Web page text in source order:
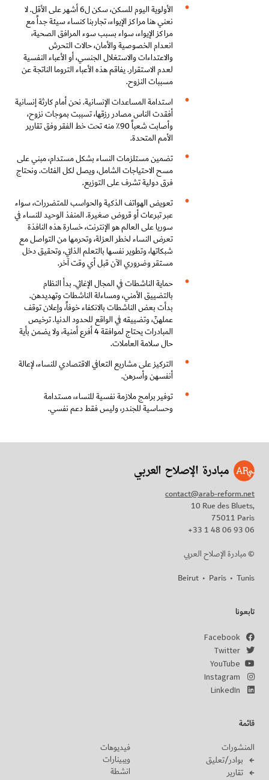
الأولوية اليوم للسكن، سكن ل6أشهر على الأقل. لا
نعني هنا مراكز الإيواء، تجاربنا كنساء سيئة جداً مع
مراكز الإيواء، سواء بسبب سوء المرافق الصحية،
انعدام الخصوصية والأمان، حالات التحرش
والاعتداءات والاستغلال الجنسي، أو الأعباء النفسية
لعدم الاستقرار. يفاقم هذه الأعباء التروما الناتجة عن
مسببات النزوح.
استدامة المساعدات الإنسانية. نحن أمام كارثة إنسانية
أفقدت الناس مصادر رزقها، تسببت بموجات نزوح،
وأصابت شعباً90٪ منه تحت خط الفقر وفق تقارير
الأمم المتحدة.
تضمين مستلزمات النساء بشكل مستدام، مبني على
مسح الاحتياجات الشامل، ويصل لكل الفئات. ونحتاج
فرق دولية تشرف على التوزيع.
تعويض الهواتف الذكية والحواسب للمتضررات، سواء
عبر تبرعات أو قروض صغيرة. المنفذ الوحيد للنساء في
سوريا على العالم هو الإنترنت، خسارة هذه النافذة
تعرض النساء لخطر العزلة، وتحرمها من التواصل مع
شبكاتها، وتطوير نفسها بالتعلم الذاتي، وتحقيق دخل
مستقر وضروري الآن قبل أي وقت آخر.
حماية الناشطات في المجال الإغاثي. بدأ النظام
بالتضييق الأمني، ومساءلة الناشطات وتهديدهن.
بدأت بعض الناشطات بالانكفاء خوفاً، وإعلان توقف
عملهنّ، وتضييقه في الواقع للحدود الدنيا. ترخيص
المبادرات يحتاج لموافقة4أفرع أمنية، ولا يضمن بأية
حال سلامة العاملات.
التركيز على مشاريع التعافي الاقتصادي للنساء، لإعالة
أنفسهن وأسرهن.
توفير برامج ملازمة نفسية للنساء، مستدامة
وحساسية للجندر، وليس فقط دعم نفسي.
contact@arab-reform.net
10 Rue des Bluets,
75011 Paris
+33 1 48 06 93 06
مبادرة الإصلاح العربي ©
Beirut • Paris • Tunis
تابعونا
Facebook
Twitter
YouTube
Instagram
LinkedIn
قائمة
المنشورات
بوادر/تعليق
تقارير
فيديوهات
ويبينارات
انشطة